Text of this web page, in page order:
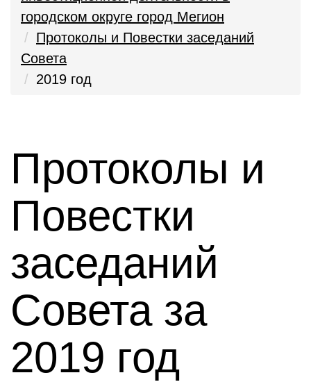
городском округе город Мегион
Протоколы и Повестки заседаний
Совета
2019 год
Протоколы и
Повестки
заседаний
Совета за
2019 год